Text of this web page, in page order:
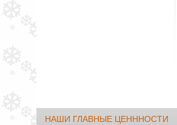
НАШИ ГЛАВНЫЕ ЦЕНННОСТИ